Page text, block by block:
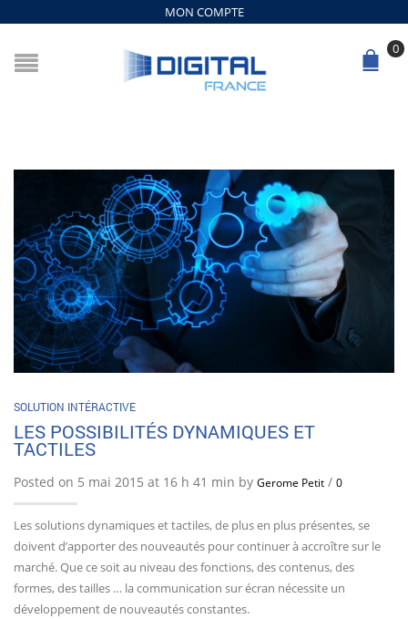
MON COMPTE
0
SOLUTION INTÉRACTIVE
LES POSSIBILITÉS DYNAMIQUES ET
TACTILES
Posted on 5 mai 2015 at 16 h 41 min by Gerome Petit / 0
Les solutions dynamiques et tactiles, de plus en plus présentes, se
doivent d’apporter des nouveautés pour continuer à accroître sur le
marché. Que ce soit au niveau des fonctions, des contenus, des
formes, des tailles … la communication sur écran nécessite un
développement de nouveautés constantes.